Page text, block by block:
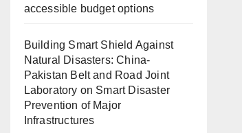
accessible budget options
Building Smart Shield Against
Natural Disasters: China-
Pakistan Belt and Road Joint
Laboratory on Smart Disaster
Prevention of Major
Infrastructures